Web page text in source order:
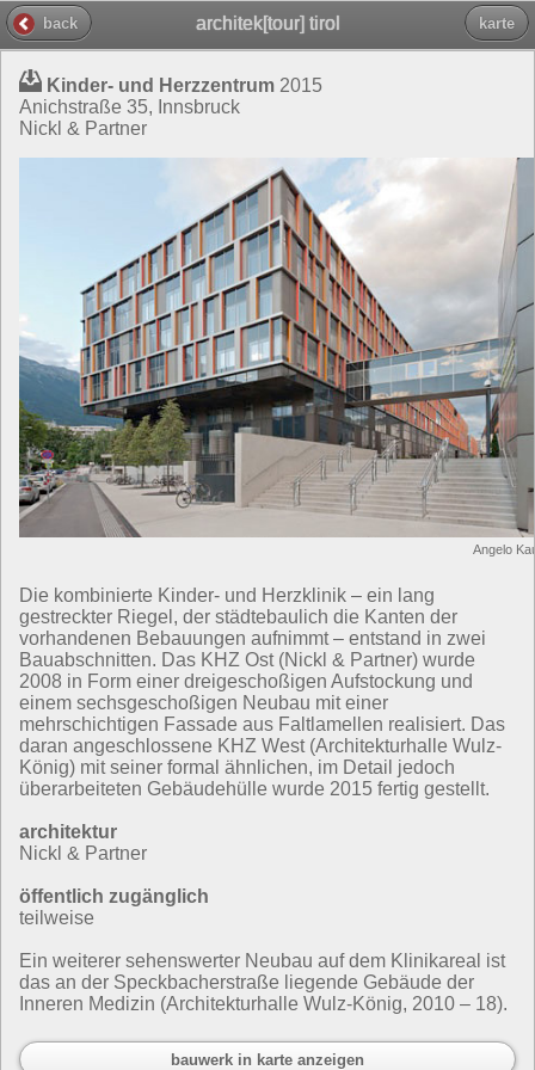
back architek[tour] tirol karte
Kinder- und Herzzentrum 2015
Anichstraße 35, Innsbruck
Nickl & Partner
Angelo
Die kombinierte Kinder- und Herzklinik – ein lang
gestreckter Riegel, der städtebaulich die Kanten der
vorhandenen Bebauungen aufnimmt – entstand in zwei
Bauabschnitten. Das KHZ Ost (Nickl & Partner) wurde
2008 in Form einer dreigeschoßigen Aufstockung und
einem sechsgeschoßigen Neubau mit einer
mehrschichtigen Fassade aus Faltlamellen realisiert. Das
daran angeschlossene KHZ West (Architekturhalle Wulz-
König) mit seiner formal ähnlichen, im Detail jedoch
überarbeiteten Gebäudehülle wurde 2015 fertig gestellt.
architektur
Nickl & Partner
öffentlich zugänglich
teilweise
Ein weiterer sehenswerter Neubau auf dem Klinikareal ist
das an der Speckbacherstraße liegende Gebäude der
Inneren Medizin (Architekturhalle Wulz-König, 2010 – 18).
bauwerk in karte anzeigen